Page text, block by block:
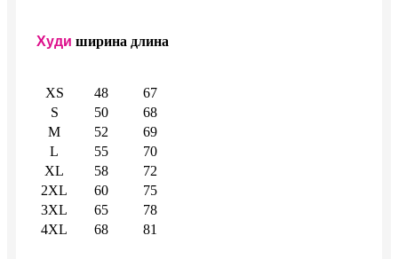
Худи ширина длина
XS 48
67
S
50
68
M
52
69
L
55
70
XL
58
72
2XL
60
75
3XL
65
78
4XL
68 81